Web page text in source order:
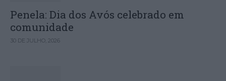
Penela: Dia dos Avós celebrado em
comunidade
30 DE JULHO, 2026